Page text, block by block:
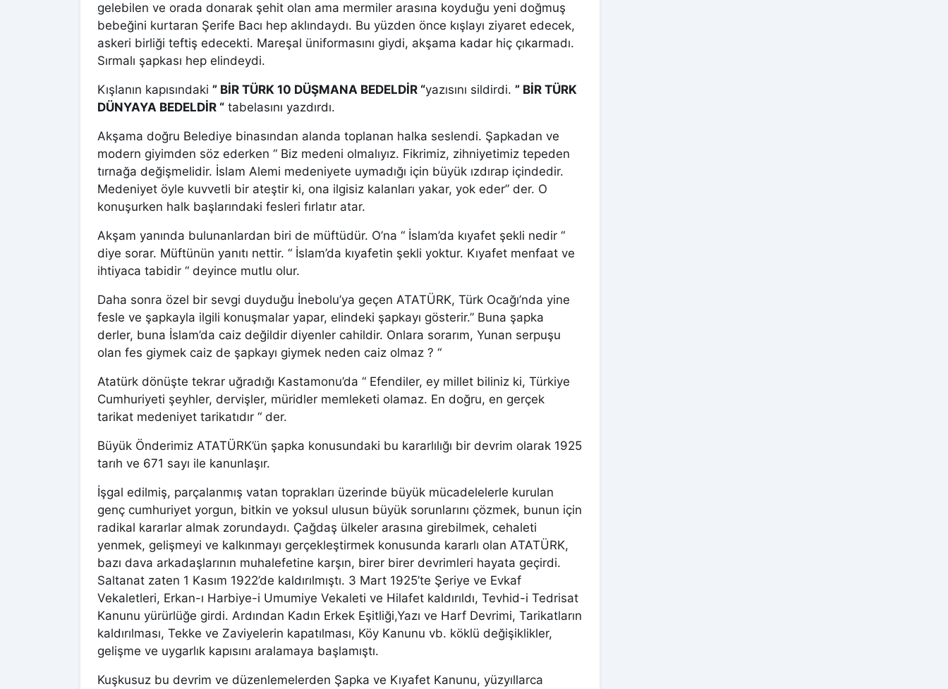
gelebilen ve orada donarak şehit olan ama mermiler arasına koyduğu yeni doğmuş
bebeğini kurtaran Şerife Bacı hep aklındaydı. Bu yüzden önce kışlayı ziyaret edecek,
askeri birliği teftiş edecekti. Mareşal üniformasını giydi, akşama kadar hiç çıkarmadı.
Sırmalı şapkası hep elindeydi.
Kışlanın kapısındaki ” BİR TÜRK 10 DÜŞMANA BEDELDİR “yazısını sildirdi. ” BİR TÜRK
DÜNYAYA BEDELDİR “ tabelasını yazdırdı.
Akşama doğru Belediye binasından alanda toplanan halka seslendi. Şapkadan ve
modern giyimden söz ederken “ Biz medeni olmalıyız. Fikrimiz, zihniyetimiz tepeden
tırnağa değişmelidir. İslam Alemi medeniyete uymadığı için büyük ızdırap içindedir.
Medeniyet öyle kuvvetli bir ateştir ki, ona ilgisiz kalanları yakar, yok eder” der. O
konuşurken halk başlarındaki fesleri fırlatır atar.
Akşam yanında bulunanlardan biri de müftüdür. O’na “ İslam’da kıyafet şekli nedir “
diye sorar. Müftünün yanıtı nettir. “ İslam’da kıyafetin şekli yoktur. Kıyafet menfaat ve
ihtiyaca tabidir “ deyince mutlu olur.
Daha sonra özel bir sevgi duyduğu İnebolu’ya geçen ATATÜRK, Türk Ocağı’nda yine
fesle ve şapkayla ilgili konuşmalar yapar, elindeki şapkayı gösterir.” Buna şapka
derler, buna İslam’da caiz değildir diyenler cahildir. Onlara sorarım, Yunan serpuşu
olan fes giymek caiz de şapkayı giymek neden caiz olmaz ? “
Atatürk dönüşte tekrar uğradığı Kastamonu’da “ Efendiler, ey millet biliniz ki, Türkiye
Cumhuriyeti şeyhler, dervişler, müridler memleketi olamaz. En doğru, en gerçek
tarikat medeniyet tarikatıdır “ der.
Büyük Önderimiz ATATÜRK’ün şapka konusundaki bu kararlılığı bir devrim olarak 1925
tarıh ve 671 sayı ile kanunlaşır.
İşgal edilmiş, parçalanmış vatan toprakları üzerinde büyük mücadelelerle kurulan
genç cumhuriyet yorgun, bitkin ve yoksul ulusun büyük sorunlarını çözmek, bunun için
radikal kararlar almak zorundaydı. Çağdaş ülkeler arasına girebilmek, cehaleti
yenmek, gelişmeyi ve kalkınmayı gerçekleştirmek konusunda kararlı olan ATATÜRK,
bazı dava arkadaşlarının muhalefetine karşın, birer birer devrimleri hayata geçirdi.
Saltanat zaten 1 Kasım 1922’de kaldırılmıştı. 3 Mart 1925’te Şeriye ve Evkaf
Vekaletleri, Erkan-ı Harbiye-i Umumiye Vekaleti ve Hilafet kaldırıldı, Tevhid-i Tedrisat
Kanunu yürürlüğe girdi. Ardından Kadın Erkek Eşitliği,Yazı ve Harf Devrimi, Tarikatların
kaldırılması, Tekke ve Zaviyelerin kapatılması, Köy Kanunu vb. köklü değişiklikler,
gelişme ve uygarlık kapısını aralamaya başlamıştı.
Kuşkusuz bu devrim ve düzenlemelerden Şapka ve Kıyafet Kanunu, yüzyıllarca